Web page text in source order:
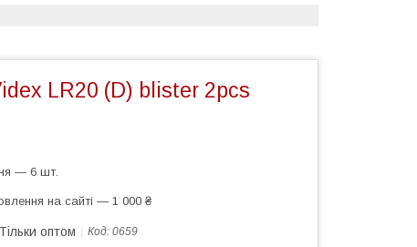
LR20 (D) blister 2pcs
— 6 шт.
на сайті — 1 000 ₴
Тільки оптом Код: 0659